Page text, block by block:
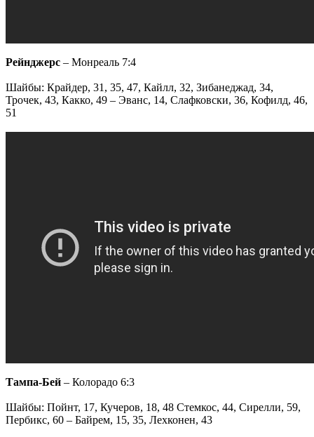
Рейнджерс – Монреаль 7:4
Шайбы: Крайдер, 31, 35, 47, Кайлл, 32, Зибанеджад, 34,
Трочек, 43, Какко, 49 – Эванс, 14, Слафковски, 36, Кофилд, 46,
51
Тампа-Бей – Колорадо 6:3
Шайбы: Пойнт, 17, Кучеров, 18, 48 Стемкос, 44, Сирелли, 59,
Пербикс, 60 – Байрем, 15, 35, Лехконен, 43